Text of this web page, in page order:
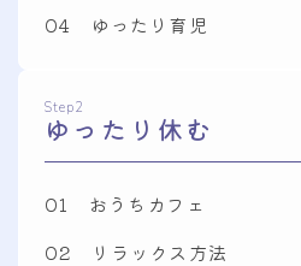
04 ゆったり育児
Step2
ゆったり休む
01 おうちカフェ
02 リラックス方法